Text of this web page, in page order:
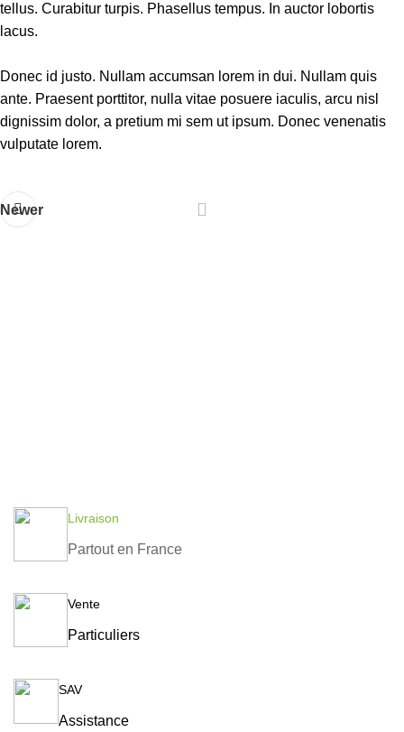
tellus. Curabitur turpis. Phasellus tempus. In auctor lobortis
lacus.
Donec id justo. Nullam accumsan lorem in dui. Nullam quis
ante. Praesent porttitor, nulla vitae posuere iaculis, arcu nisl
dignissim dolor, a pretium mi sem ut ipsum. Donec venenatis
vulputate lorem.
Newer
Livraison
Partout en France
Vente
Particuliers
SAV
Assistance